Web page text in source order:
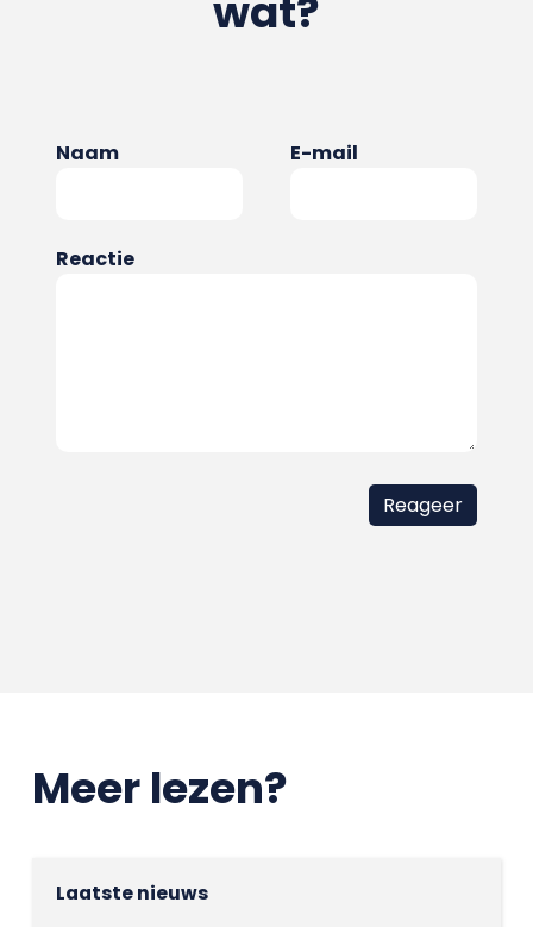
wat?
Naam E-mail
Reactie
Meer lezen?
Laatste nieuws